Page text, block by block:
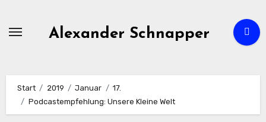
Alexander Schnapper
Start 2019 Januar
17.
Podcastempfehlung: Unsere Kleine Welt